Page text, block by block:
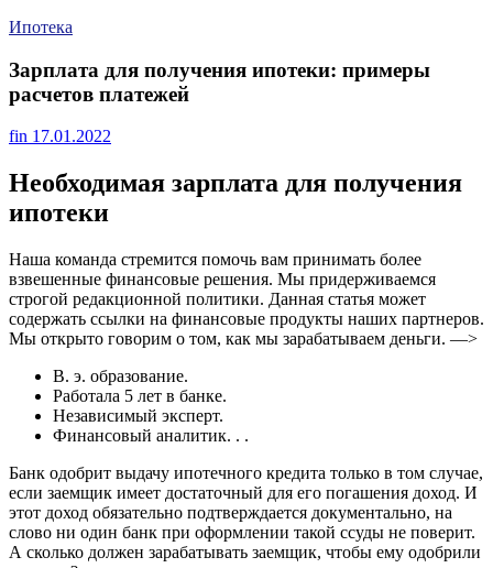
Ипотека
Зарплата для получения ипотеки: примеры
расчетов платежей
fin 17.01.2022
Необходимая зарплата для получения
ипотеки
Наша команда стремится помочь вам принимать более
взвешенные финансовые решения. Мы придерживаемся
строгой редакционной политики. Данная статья может
содержать ссылки на финансовые продукты наших партнеров.
Мы открыто говорим о том, как мы зарабатываем деньги. —>
В. э. образование.
Работала 5 лет в банке.
Независимый эксперт.
Финансовый аналитик. . .
Банк одобрит выдачу ипотечного кредита только в том случае,
если заемщик имеет достаточный для его погашения доход. И
этот доход обязательно подтверждается документально, на
слово ни один банк при оформлении такой ссуды не поверит.
А сколько должен зарабатывать заемщик, чтобы ему одобрили